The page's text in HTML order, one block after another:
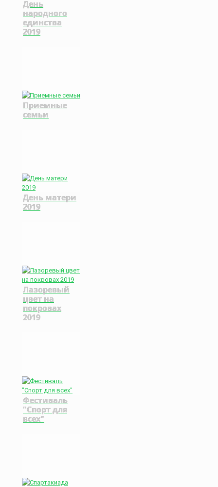
День
народного
единства
2019
Приемные
семьи
День матери
2019
Лазоревый
цвет на
покровах
2019
Фестиваль
"Спорт для
всех"